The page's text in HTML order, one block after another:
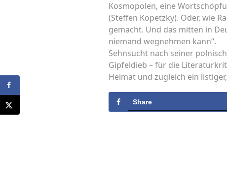
Kosmopolen, eine
(Steffen Kopetzky). Oder, wie
gemacht. Und das mitten in
niemand wegnehmen kann“.
Sehnsucht nach seiner
Gipfeldieb – für die
Heimat und zugleich ein
Share